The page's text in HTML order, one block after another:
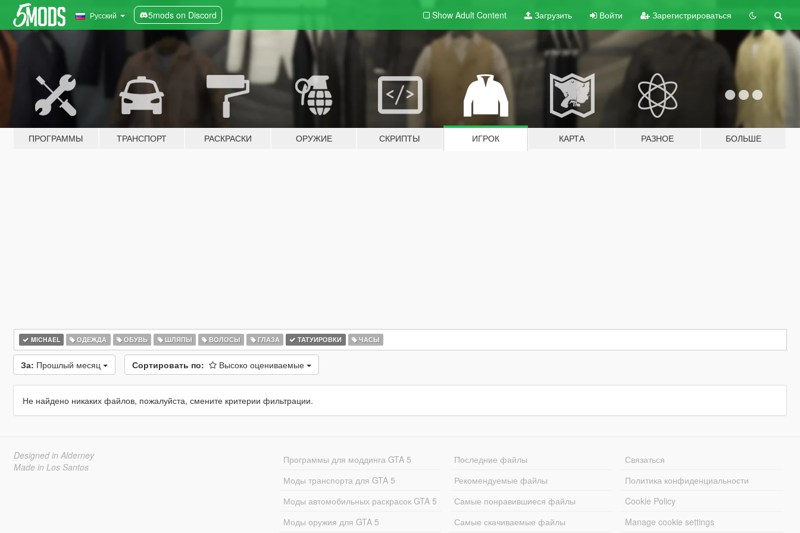
Русский 5mods on Discord Show Adult Content Загрузить Войти Зарегистрироваться
ПРОГРАММЫ ТРАНСПОРТ РАСКРАСКИ ОРУЖИЕ СКРИПТЫ ИГРОК КАРТА РАЗНОЕ БОЛЬШЕ
MICHAEL ОДЕЖДА ОБУВЬ ШЛЯПЫ ВОЛОСЫ ГЛАЗА ТАТУИРОВКИ ЧАСЫ
За: Прошлый месяц Сортировать по: Высоко оцениваемые
Не найдено никаких файлов, пожалуйста, смените критерии фильтрации.
Designed in Alderney
Made in Los Santos
Программы для моддинга GTA 5
Моды транспорта для GTA 5
Моды автомобильных раскрасок GTA 5
Моды оружия для GTA 5
Последние файлы
Рекомендуемые файлы
Самые понравившиеся файлы
Самые скачиваемые файлы
Связаться
Политика конфиденциальности
Cookie Policy
Manage cookie settings